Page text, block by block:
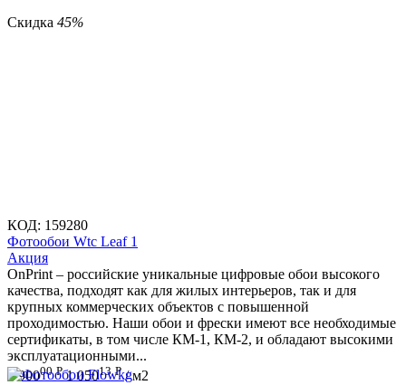
Скидка 45%
КОД: 159280
Фотообои Wtc Leaf 1
Aкция
OnPrint – российские уникальные цифровые обои высокого
качества, подходят как для жилых интерьеров, так и для
крупных коммерческих объектов с повышенной
проходимостью. Наши обои и фрески имеют все необходимые
сертификаты, в том числе КМ-1, КМ-2, и обладают высокими
эксплуатационными...
1 90000 Р 1 05013 Р / м2